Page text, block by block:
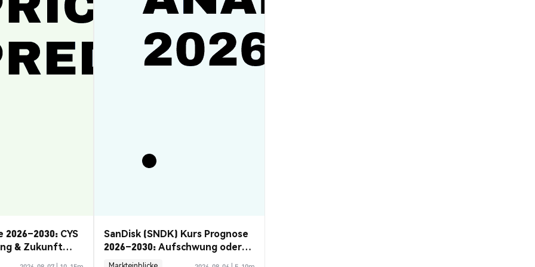
2026–2030: CYS
& Zukunft
SanDisk (SNDK) Kurs Prognose
2026–2030: Aufschwung oder
Rückzug?